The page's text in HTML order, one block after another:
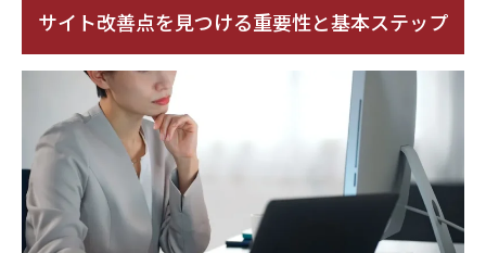
サイト改善点を見つける重要性と基本ステップ